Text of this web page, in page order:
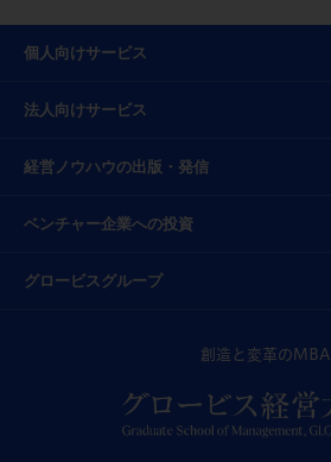
個人向けサービス
法人向けサービス
経営ノウハウの出版・発信
ベンチャー企業への投資
グロービスグループ
創造と変革のMBA